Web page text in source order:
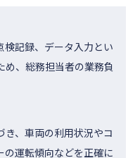
検記録、データ入力とい
め、総務担当者の業務負
、車両の利用状況やコ
の運転傾向などを正確に